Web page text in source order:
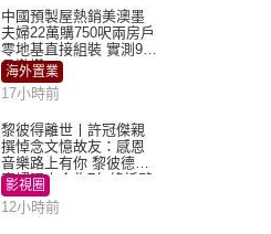
中國預製屋熱銷美澳墨
夫婦22萬購750呎兩房戶
零地基直接組裝 實測9個
月激讚
海外置業
17小時前
黎彼得離世丨許冠傑親
撰悼念文憶故友：感恩
音樂路上有你 黎彼德曾
直認唔夾合作7年終拆夥
影視圈
12小時前